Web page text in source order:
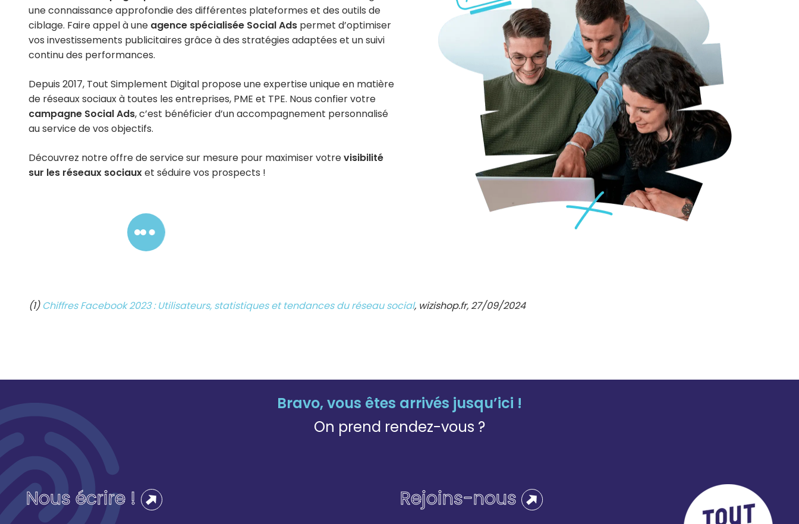
une connaissance approfondie des différentes plateformes et des outils de
ciblage. Faire appel à une agence spécialisée Social Ads permet d’optimiser
vos investissements publicitaires grâce à des stratégies adaptées et un suivi
continu des performances.
Depuis 2017, Tout Simplement Digital propose une expertise unique en matière
de réseaux sociaux à toutes les entreprises, PME et TPE. Nous confier votre
campagne Social Ads, c’est bénéficier d’un accompagnement personnalisé
au service de vos objectifs.
Découvrez notre offre de service sur mesure pour maximiser votrevisibilité
sur les réseaux sociauxet séduire vos prospects !
Contactez-nous !
(1) Chiffres Facebook 2023 : Utilisateurs, statistiques et tendances du réseau social, wizishop.fr, 27/09/2024
Bravo, vous êtes arrivés jusqu’ici !
On prend rendez-vous ?
Nous écrire ! Rejoins-nous